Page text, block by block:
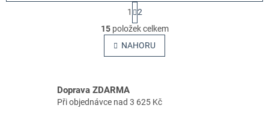
O
v
l
á
í
S
t
r
á
n
k
n
í
1
2
15položek celkem
NAHORU
Doprava ZDARMA
Při objednávce nad 3 625 Kč